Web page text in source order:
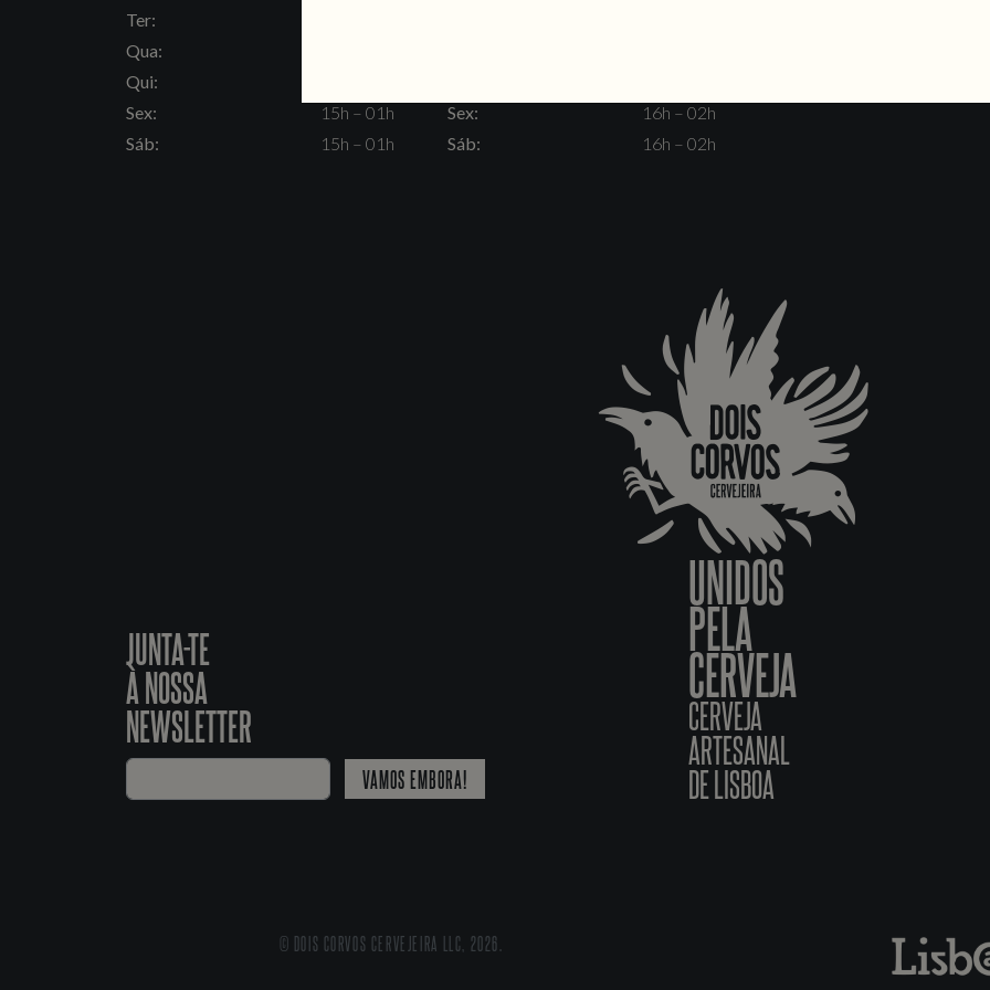
Ter:
Qua:
Qui:
Sex:
15h – 01h
Sáb:
15h – 01h
Sex:
16h – 02h
Sáb:
16h – 02h
JUNTA-TE
À NOSSA
NEWSLETTER
VAMOS EMBORA!
UNIDOS
PELA
CERVEJA
CERVEJA
ARTESANAL
DE LISBOA
© DOIS CORVOS CERVEJEIRA LLC, 2026.